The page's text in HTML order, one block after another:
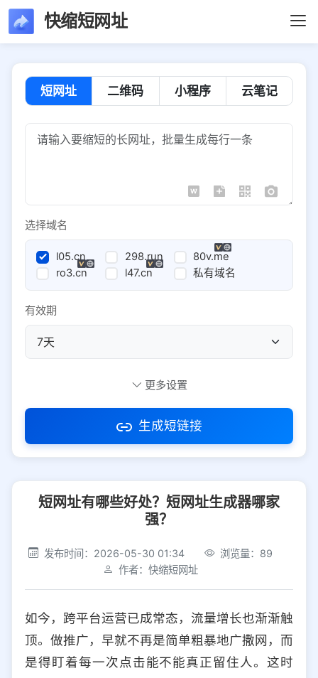
快缩短网址
短网址 二维码 小程序 云笔记
选择域名
l05.cn 298.run
80v.me
ro3.cn
l47.cn 私有域名
有效期
访问密码
社交平台 电商平台
选择防红平台类型，避免链接被拦截
平台设置
iOS Android PC 其他
选择允许访问的平台类型
更多设置
生成短链接
短网址有哪些好处？短网址生成器哪家
强？
发布时间：2026-05-30 01:34
浏览量：89
作者：快缩短网址
如今，跨平台运营已成常态，流量增长也渐渐触
顶。做推广，早就不再是简单粗暴地广撒网，而
是得盯着每一次点击能不能真正留住人。这时